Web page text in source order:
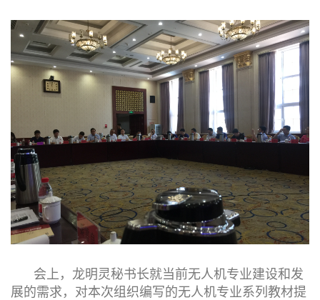
会上，龙明灵秘书长就当前无人机专业建设和发
展的需求，对本次组织编写的无人机专业系列教材提